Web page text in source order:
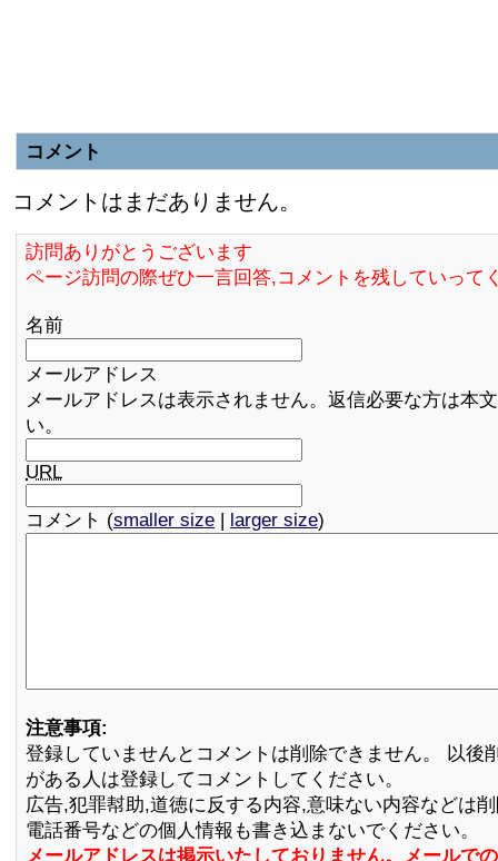
コメント
コメントはまだありません。
訪問ありがとうございます
ページ訪問の際ぜひ一言回答,コメントを残していって
名前
メールアドレス
メールアドレスは表示されません。返信必要な方は本
い。
URL
コメント (smaller size | larger size)
注意事項:
登録していませんとコメントは削除できません。 以後
がある人は登録してコメントしてください。
広告,犯罪幇助,道徳に反する内容,意味ない内容などは
電話番号などの個人情報も書き込まないでください。
メールアドレスは掲示いたしておりません。メールで